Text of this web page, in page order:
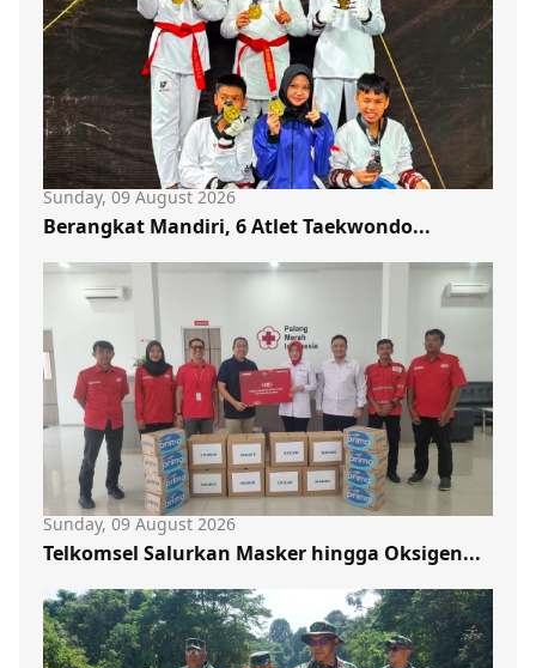
Sunday, 09 August 2026
Berangkat Mandiri, 6 Atlet Taekwondo...
Sunday, 09 August 2026
Telkomsel Salurkan Masker hingga Oksigen...